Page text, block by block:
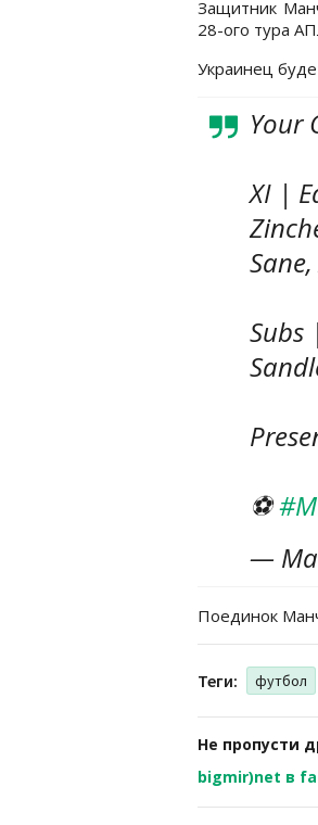
Защитник
28-ого тура
Украинец
Your
XI |
Subs
⚽️
—
Поединок
Теги: футбол
Не пропусти
bigmir)net в